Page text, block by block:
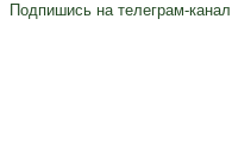
Подпишись на телеграм-